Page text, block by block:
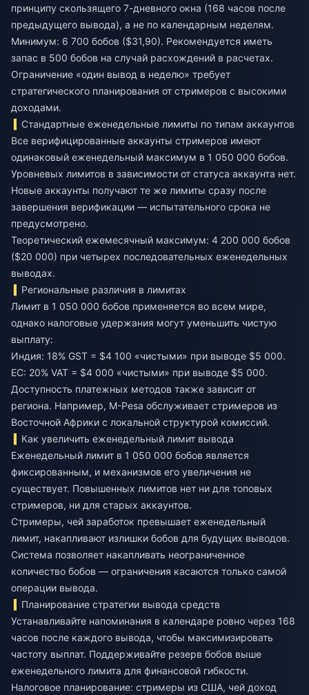
принципу скользящего 7-дневного окна (168 часов после
предыдущего вывода), а не по календарным неделям.
Минимум: 6 700 бобов ($31,90). Рекомендуется иметь
запас в 500 бобов на случай расхождений в расчетах.
Ограничение «один вывод в неделю» требует
стратегического планирования от стримеров с высокими
доходами.
Стандартные еженедельные лимиты по типам аккаунтов
Все верифицированные аккаунты стримеров имеют
одинаковый еженедельный максимум в 1 050 000 бобов.
Уровневых лимитов в зависимости от статуса аккаунта нет.
Новые аккаунты получают те же лимиты сразу после
завершения верификации — испытательного срока не
предусмотрено.
Теоретический ежемесячный максимум: 4 200 000 бобов
($20 000) при четырех последовательных еженедельных
выводах.
Региональные различия в лимитах
Лимит в 1 050 000 бобов применяется во всем мире,
однако налоговые удержания могут уменьшить чистую
выплату:
Индия: 18% GST = $4 100 «чистыми» при выводе $5 000.
ЕС: 20% VAT = $4 000 «чистыми» при выводе $5 000.
Доступность платежных методов также зависит от
региона. Например, M-Pesa обслуживает стримеров из
Восточной Африки с локальной структурой комиссий.
Как увеличить еженедельный лимит вывода
Еженедельный лимит в 1 050 000 бобов является
фиксированным, и механизмов его увеличения не
существует. Повышенных лимитов нет ни для топовых
стримеров, ни для старых аккаунтов.
Стримеры, чей заработок превышает еженедельный
лимит, накапливают излишки бобов для будущих выводов.
Система позволяет накапливать неограниченное
количество бобов — ограничения касаются только самой
операции вывода.
Планирование стратегии вывода средств
Устанавливайте напоминания в календаре ровно через 168
часов после каждого вывода, чтобы максимизировать
частоту выплат. Поддерживайте резерв бобов выше
еженедельного лимита для финансовой гибкости.
Налоговое планирование: стримеры из США, чей доход